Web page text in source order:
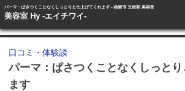
パーマ：ぱさつくことなくしっとりと仕上げてくれます - 函館市 五稜郭 美容室
美容室 Hy -エイチワイ-
口コミ・体験談
パーマ：ぱさつくことなくしっと
ます
24時間ネット予約